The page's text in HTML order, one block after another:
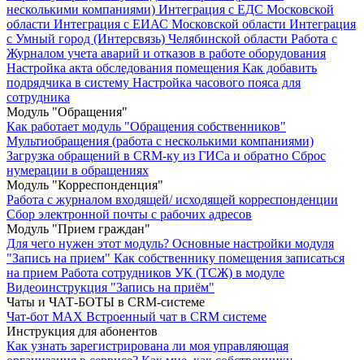
несколькими компаниями) Интеграция с ЕДС Московской
области Интеграция с ЕИАС Московской области Интеграция
с Умный город (Интерсвязь) Челябинской области Работа с
Журналом учета аварий и отказов в работе оборудования
Настройка акта обследования помещения Как добавить
подрядчика в систему Настройка часового пояса для
сотрудника
Модуль "Обращения"
Как работает модуль "Обращения собственников"
Мультиобращения (работа с несколькими компаниями)
Загрузка обращений в CRM-ку из ГИСа и обратно Сброс
нумерации в обращениях
Модуль "Корреспонденция"
Работа с журналом входящей/ исходящей корреспонденции
Сбор электронной почты с рабочих адресов
Модуль "Прием граждан"
Для чего нужен этот модуль? Основные настройки модуля
"Запись на прием" Как собственнику помещения записаться
на прием Работа сотрудников УК (ТСЖ) в модуле
Видеоинструкция "Запись на приём"
Чаты и ЧАТ-БОТЫ в CRM-системе
Чат-бот MAX Встроенный чат в CRM системе
Инструкция для абонентов
Как узнать зарегистрирована ли моя управляющая